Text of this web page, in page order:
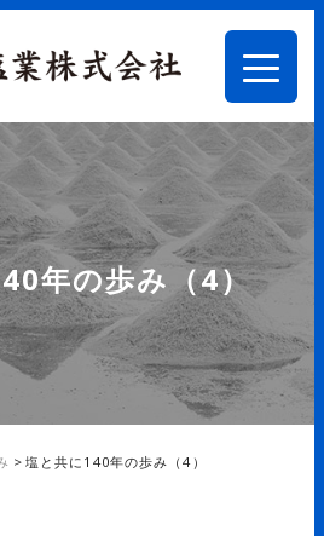
年の歩み（4）
> 塩と共に140年の歩み（4）